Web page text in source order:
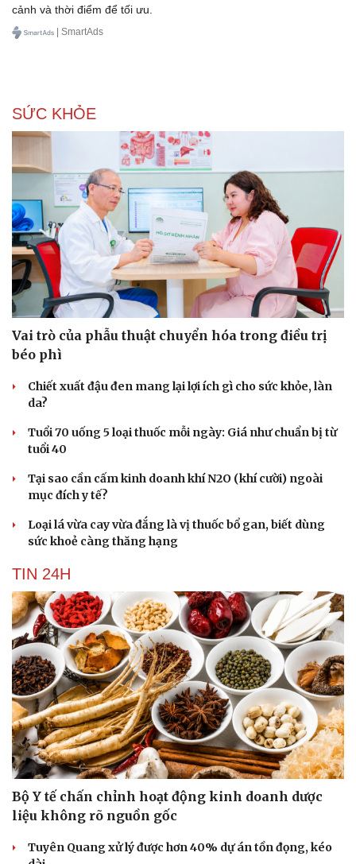
Văn hóa
Sân khấu - Điện ảnh
Văn học
Âm nhạc
Giải trí
Thời trang
cảnh và thời điểm để tối ưu.
| SmartAds
SỨC KHỎE
Vai trò của phẫu thuật chuyển hóa trong điều trị
béo phì
Chiết xuất đậu đen mang lại lợi ích gì cho sức khỏe, làn
da?
Tuổi 70 uống 5 loại thuốc mỗi ngày: Giá như chuẩn bị từ
tuổi 40
Tại sao cần cấm kinh doanh khí N2O (khí cười) ngoài
mục đích y tế?
Loại lá vừa cay vừa đắng là vị thuốc bổ gan, biết dùng
sức khoẻ càng thăng hạng
TIN 24H
Bộ Y tế chấn chỉnh hoạt động kinh doanh dược
liệu không rõ nguồn gốc
Tuyên Quang xử lý được hơn 40% dự án tồn đọng, kéo